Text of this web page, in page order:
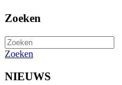
Zoeken
Zoeken
NIEUWS